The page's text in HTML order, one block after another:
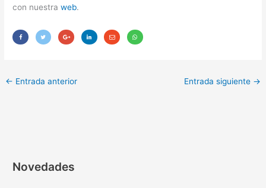
con nuestraweb.
← Entrada anterior Entrada siguiente →
Novedades